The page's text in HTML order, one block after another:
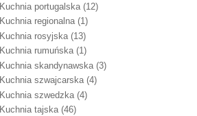
Kuchnia portugalska (12)
Kuchnia regionalna (1)
Kuchnia rosyjska (13)
Kuchnia rumuńska (1)
Kuchnia skandynawska (3)
Kuchnia szwajcarska (4)
Kuchnia szwedzka (4)
Kuchnia tajska (46)